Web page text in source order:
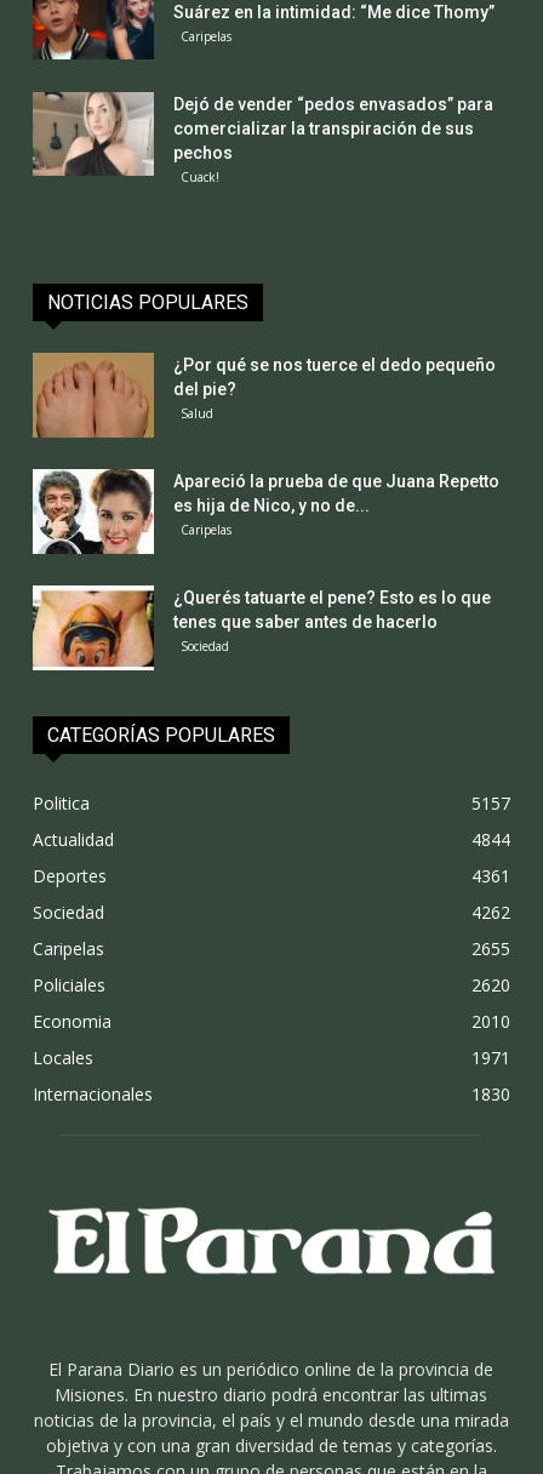
Suárez en la intimidad: “Me dice Thomy”
Caripelas
Dejó de vender “pedos envasados” para
comercializar la transpiración de sus
pechos
Cuack!
NOTICIAS POPULARES
¿Por qué se nos tuerce el dedo pequeño
del pie?
Salud
Apareció la prueba de que Juana Repetto
es hija de Nico, y no de...
Caripelas
¿Querés tatuarte el pene? Esto es lo que
tenes que saber antes de hacerlo
Sociedad
CATEGORÍAS POPULARES
Politica
5157
Actualidad
4844
Deportes
4361
Sociedad
4262
Caripelas
2655
Policiales
2620
Economia
2010
Locales
1971
Internacionales
1830
El Parana Diario es un periódico online de la provincia de
Misiones. En nuestro diario podrá encontrar las ultimas
noticias de la provincia, el país y el mundo desde una mirada
objetiva y con una gran diversidad de temas y categorías.